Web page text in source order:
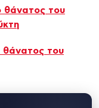
θάνατος του
θάνατος του